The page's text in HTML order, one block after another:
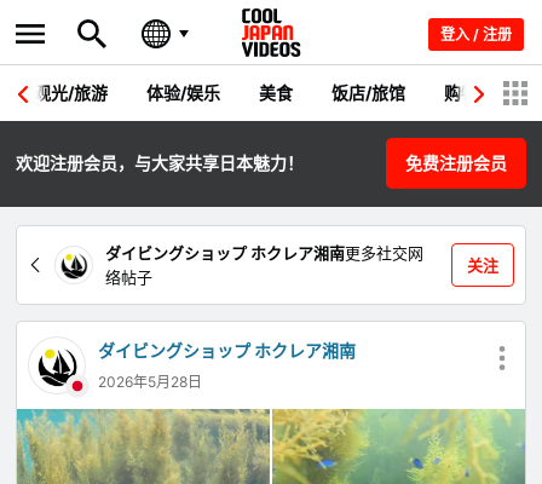
登入 / 注册
观光/旅游 体验/娱乐 美食 饭店/旅馆 购物 节
欢迎注册会员，与大家共享日本魅力！ 免费注册会员
ダイビングショップ ホクレア湘南更多社交网
络帖子
关注
ダイビングショップ ホクレア湘南
2026年5月28日